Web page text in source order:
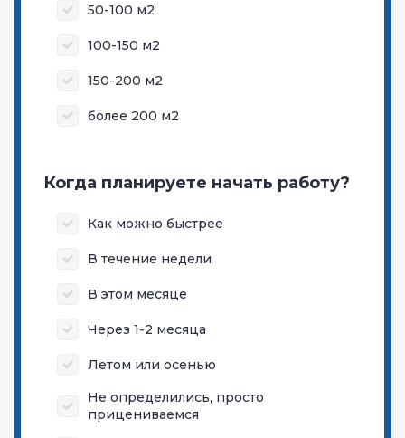
50-100 м2
100-150 м2
150-200 м2
более 200 м2
Когда планируете начать работу?
Как можно быстрее
В течение недели
В этом месяце
Через 1-2 месяца
Летом или осенью
Не определились, просто
прицениваемся